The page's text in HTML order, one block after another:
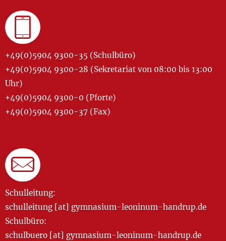
+49(0)5904 9300-35 (Schulbüro)
+49(0)5904 9300-28 (Sekretariat von 08:00 bis 13:00
Uhr)
+49(0)5904 9300-0 (Pforte)
+49(0)5904 9300-37 (Fax)
Schulleitung:
schulleitung [at] gymnasium-leoninum-handrup.de
Schulbüro:
schulbuero [at] gymnasium-leoninum-handrup.de